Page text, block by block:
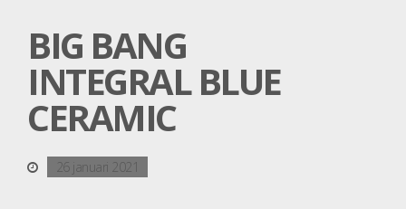
BIG BANG
INTEGRAL BLUE
CERAMIC
26 januari 2021